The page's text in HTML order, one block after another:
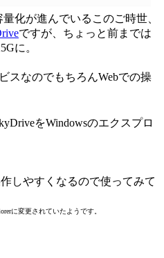
化が進んでいるこのご時世、
ですが、ちょっと前までは
に。
スなのでもちろんWebでの操
をWindowsのエクスプロ
しやすくなるので使ってみて
に変更されていたようです。